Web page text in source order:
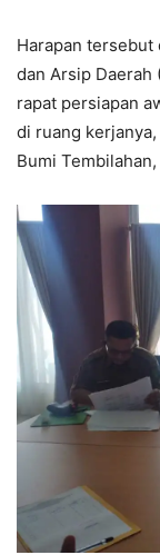
Harapan tersebut
dan Arsip Daerah
rapat persiapan
di ruang
Bumi